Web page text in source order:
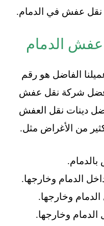
نقل عفش في الدمام.
عفش الدمام
الفاضل هو رقم
شركة نقل عفش
دينات نقل العفش
من الأغراض مثل.
الدمام وخارجها.
وخارجها.
وخارجها.